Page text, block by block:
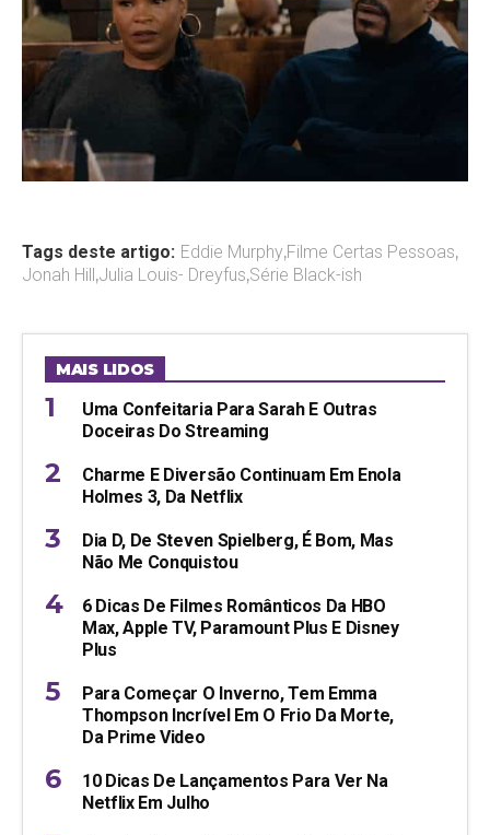
Tags deste artigo: Eddie Murphy,Filme Certas Pessoas,
Jonah Hill,Julia Louis- Dreyfus,Série Black-ish
MAIS LIDOS
Uma Confeitaria Para Sarah E Outras
Doceiras Do Streaming
Charme E Diversão Continuam Em Enola
Holmes 3, Da Netflix
Dia D, De Steven Spielberg, É Bom, Mas
Não Me Conquistou
6 Dicas De Filmes Românticos Da HBO
Max, Apple TV, Paramount Plus E Disney
Plus
Para Começar O Inverno, Tem Emma
Thompson Incrível Em O Frio Da Morte,
Da Prime Video
10 Dicas De Lançamentos Para Ver Na
Netflix Em Julho